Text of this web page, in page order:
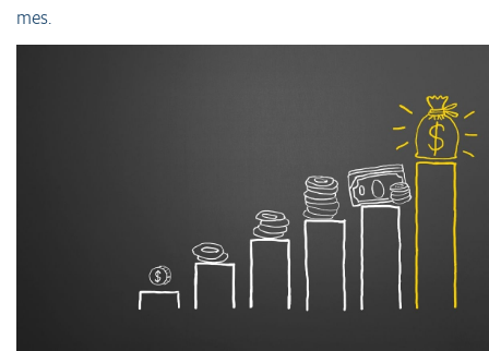
mes.